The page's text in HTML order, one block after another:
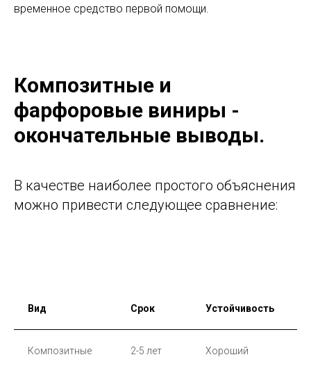
временное средство первой помощи.
Композитные и
фарфоровые виниры -
окончательные выводы.
В качестве наиболее простого объяснения
можно привести следующее сравнение:
Вид Срок Устойчивость
Композитные 2-5 лет Хороший